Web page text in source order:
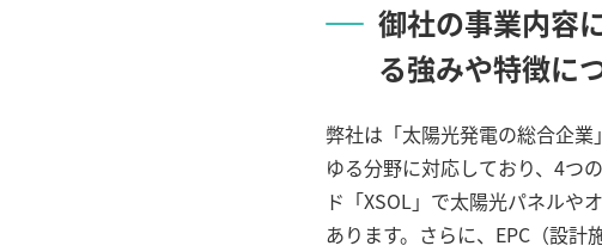
御社の事業内容
る強みや特徴に
弊社は「太陽光発電の総合企
ゆる分野に対応しており、 4つ
ド「XSOL」で太陽光パネルや
あります。さらに、 EPC （設